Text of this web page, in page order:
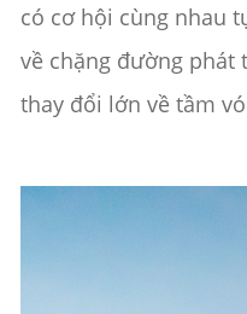
có cơ hội cùng nhau
về chặng đường phát
thay đổi lớn về tầm